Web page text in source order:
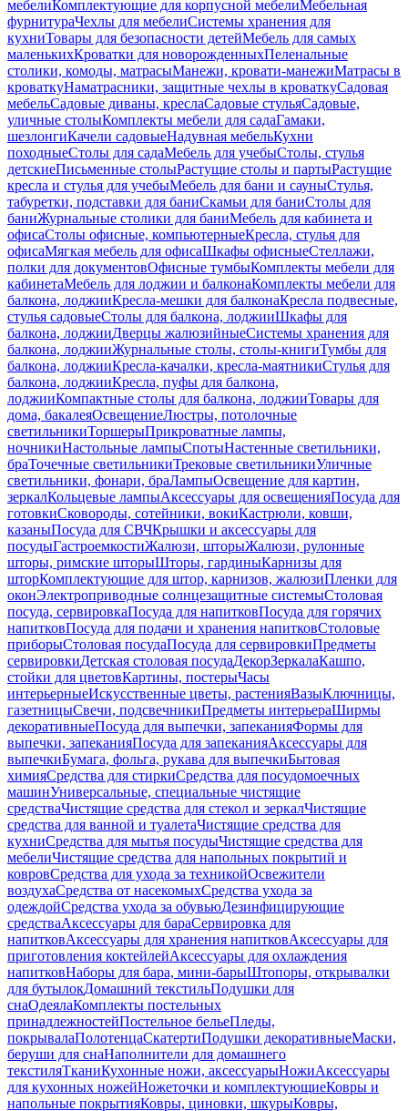
мебелиКомплектующие для корпусной мебелиМебельная
фурнитураЧехлы для мебелиСистемы хранения для
кухниТовары для безопасности детейМебель для самых
маленькихКроватки для новорожденныхПеленальные
столики, комоды, матрасыМанежи, кровати-манежиМатрасы в
кроваткуНаматрасники, защитные чехлы в кроваткуСадовая
мебельСадовые диваны, креслаСадовые стульяСадовые,
уличные столыКомплекты мебели для садаГамаки,
шезлонгиКачели садовыеНадувная мебельКухни
походныеСтолы для садаМебель для учебыСтолы, стулья
детскиеПисьменные столыРастущие столы и партыРастущие
кресла и стулья для учебыМебель для бани и сауныСтулья,
табуретки, подставки для баниСкамьи для баниСтолы для
баниЖурнальные столики для баниМебель для кабинета и
офисаСтолы офисные, компьютерныеКресла, стулья для
офисаМягкая мебель для офисаШкафы офисныеСтеллажи,
полки для документовОфисные тумбыКомплекты мебели для
кабинетаМебель для лоджии и балконаКомплекты мебели для
балкона, лоджииКресла-мешки для балконаКресла подвесные,
стулья садовыеСтолы для балкона, лоджииШкафы для
балкона, лоджииДверцы жалюзийныеСистемы хранения для
балкона, лоджииЖурнальные столы, столы-книгиТумбы для
балкона, лоджииКресла-качалки, кресла-маятникиСтулья для
балкона, лоджииКресла, пуфы для балкона,
лоджииКомпактные столы для балкона, лоджииТовары для
дома, бакалеяОсвещениеЛюстры, потолочные
светильникиТоршерыПрикроватные лампы,
ночникиНастольные лампыСпотыНастенные светильники,
браТочечные светильникиТрековые светильникиУличные
светильники, фонари, браЛампыОсвещение для картин,
зеркалКольцевые лампыАксессуары для освещенияПосуда для
готовкиСковороды, сотейники, вокиКастрюли, ковши,
казаныПосуда для СВЧКрышки и аксессуары для
посудыГастроемкостиЖалюзи, шторыЖалюзи, рулонные
шторы, римские шторыШторы, гардиныКарнизы для
шторКомплектующие для штор, карнизов, жалюзиПленки для
оконЭлектроприводные солнцезащитные системыСтоловая
посуда, сервировкаПосуда для напитковПосуда для горячих
напитковПосуда для подачи и хранения напитковСтоловые
приборыСтоловая посудаПосуда для сервировкиПредметы
сервировкиДетская столовая посудаДекорЗеркалаКашпо,
стойки для цветовКартины, постерыЧасы
интерьерныеИскусственные цветы, растенияВазыКлючницы,
газетницыСвечи, подсвечникиПредметы интерьераШирмы
декоративныеПосуда для выпечки, запеканияФормы для
выпечки, запеканияПосуда для запеканияАксессуары для
выпечкиБумага, фольга, рукава для выпечкиБытовая
химияСредства для стиркиСредства для посудомоечных
машинУниверсальные, специальные чистящие
средстваЧистящие средства для стекол и зеркалЧистящие
средства для ванной и туалетаЧистящие средства для
кухниСредства для мытья посудыЧистящие средства для
мебелиЧистящие средства для напольных покрытий и
ковровСредства для ухода за техникойОсвежители
воздухаСредства от насекомыхСредства ухода за
одеждойСредства ухода за обувьюДезинфицирующие
средстваАксессуары для бараСервировка для
напитковАксессуары для хранения напитковАксессуары для
приготовления коктейлейАксессуары для охлаждения
напитковНаборы для бара, мини-барыШтопоры, открывалки
для бутылокДомашний текстильПодушки для
снаОдеялаКомплекты постельных
принадлежностейПостельное бельеПледы,
покрывалаПолотенцаСкатертиПодушки декоративныеМаски,
беруши для снаНаполнители для домашнего
текстиляТканиКухонные ножи, аксессуарыНожиАксессуары
для кухонных ножейНожеточки и комплектующиеКовры и
напольные покрытияКовры, циновки, шкурыКовры,